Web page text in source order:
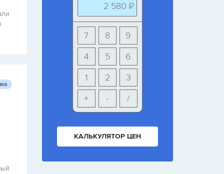
2 580 ₽
9
8
7
6
5
4
3
2
1
+
- /
КАЛЬКУЛЯТОР ЦЕН